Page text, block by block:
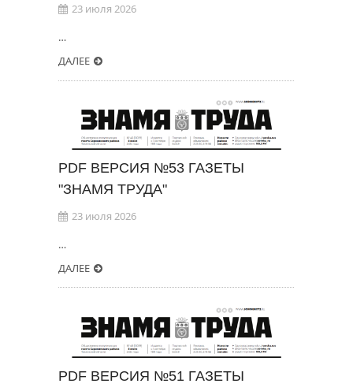
23 июля 2026
…
ДАЛЕЕ
PDF ВЕРСИЯ №53 ГАЗЕТЫ
"ЗНАМЯ ТРУДА"
23 июля 2026
…
ДАЛЕЕ
PDF ВЕРСИЯ №51 ГАЗЕТЫ